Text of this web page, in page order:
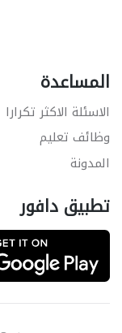
المساعدة
الاسئلة الاكثر تكرارا
وظائف تعليم
المدونة
تطبيق دافور